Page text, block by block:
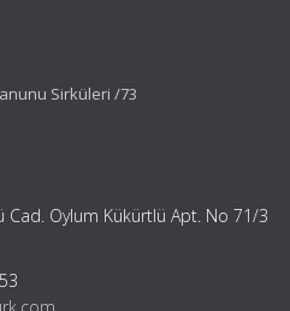
Sirküleri /73
Cad. Oylum Kükürtlü Apt. No 71/3